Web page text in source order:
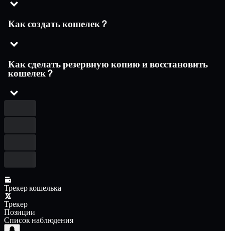
Как создать кошелек ?
Как сделать резервную копию и восстановить
кошелек ?
Трекер кошелька
Трекер
Позиции
Список наблюдения